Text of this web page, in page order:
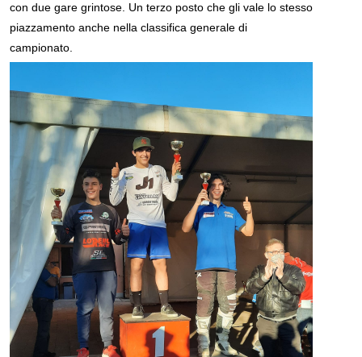
con due gare grintose. Un terzo posto che gli vale lo stesso
piazzamento anche nella classifica generale di
campionato.